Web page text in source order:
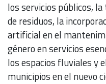
los servicios públicos,
de residuos, la
artificial en el
género en servicios
los espacios fluviales y
municipios en el nuevo